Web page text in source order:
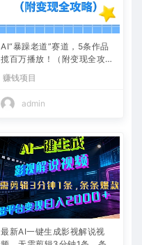
AI“暴躁老道”赛道，5条作品
揽百万播放！（附变现全攻
略）
赚钱项目
admin
最新AI一键生成影视解说视